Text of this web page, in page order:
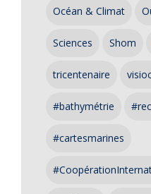
Océan & Climat
Sciences Shom
tricentenaire
#bathymétrie
#cartesmarines